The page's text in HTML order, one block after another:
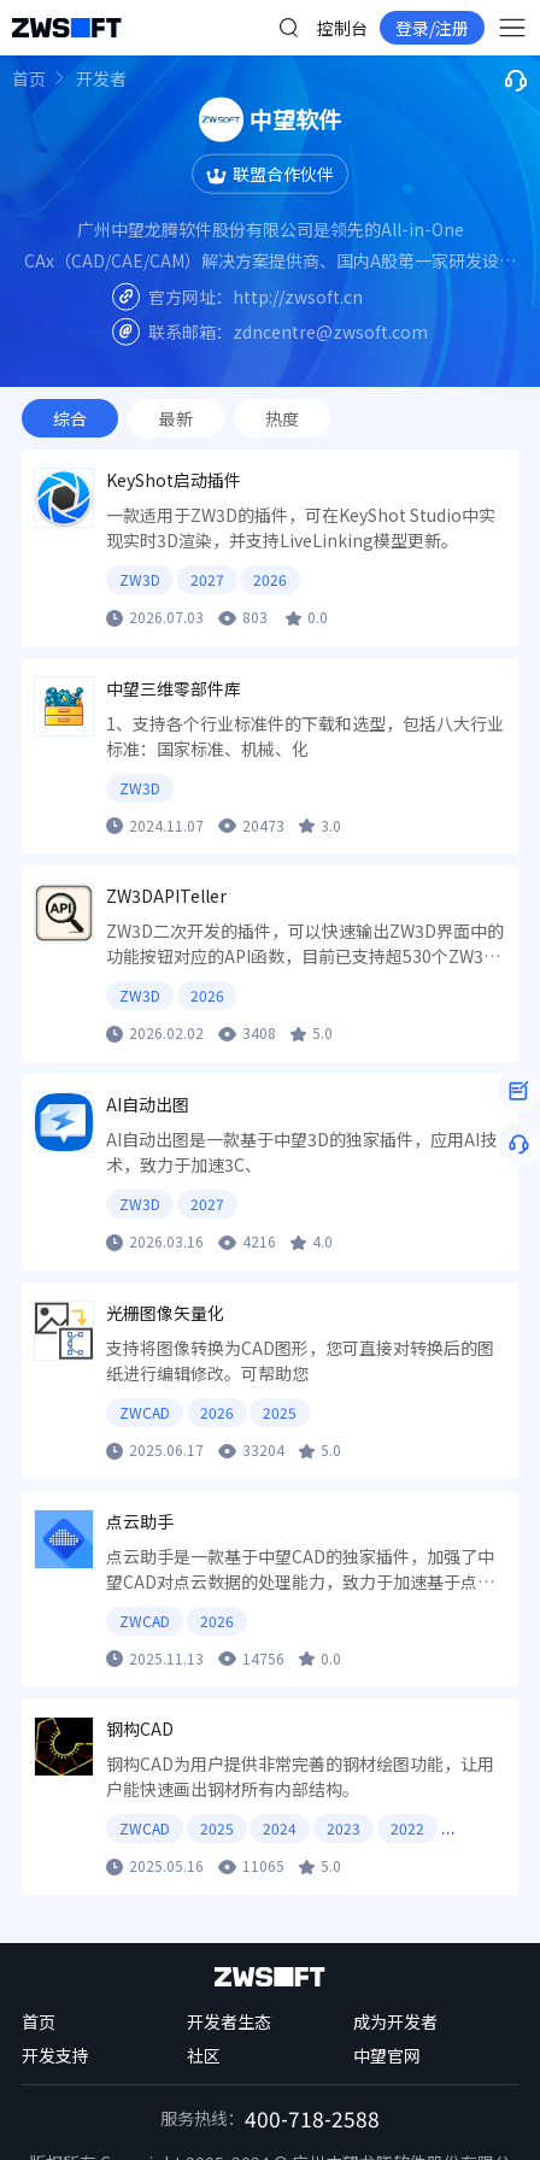
控制台 登录/注册
首页 开发者
中望软件
联盟合作伙伴
广州中望龙腾软件股份有限公司是领先的All-in-One
CAx（CAD/CAE/CAM）解决方案提供商、国内A股第一家研发设计
类工业软件上市企业（股票代码：688083），专注于工业设计软件
超过20年，建立了以“自主二维CAD、三维CAD/CAM、流体/结构/
电磁等多学科仿真”为主的核心技术与产品矩阵。
官方网址： http://zwsoft.cn
联系邮箱： zdncentre@zwsoft.com
综合 最新 热度
KeyShot启动插件
一款适用于ZW3D的插件，可在KeyShot Studio中实
现实时3D渲染，并支持LiveLinking模型更新。
ZW3D 2027
2026
2026.07.03
803 0.0
中望三维零部件库
1、支持各个行业标准件的下载和选型，包括八大行业
标准：国家标准、机械、化
ZW3D
2024.11.07
20473 3.0
ZW3DAPITeller
ZW3D二次开发的插件，可以快速输出ZW3D界面中的
功能按钮对应的API函数，目前已支持超530个ZW3D
ZW3D
2026
2026.02.02
3408 5.0
AI自动出图
AI自动出图是一款基于中望3D的独家插件，应用AI技
术，致力于加速3C、
ZW3D
2027
2026.03.16
4216 4.0
光栅图像矢量化
支持将图像转换为CAD图形，您可直接对转换后的图
纸进行编辑修改。可帮助您
ZWCAD 2026
2025
2025.06.17
33204 5.0
点云助手
点云助手是一款基于中望CAD的独家插件，加强了中
望CAD对点云数据的处理能力，致力于加速基于点云
ZWCAD
2026
2025.11.13
14756 0.0
钢构CAD
钢构CAD为用户提供非常完善的钢材绘图功能，让用
户能快速画出钢材所有内部结构。
ZWCAD 2025 2024 2023
2022
2025.05.16
11065 5.0
首页 开发者生态
成为开发者
开发支持
社区 中望官网
服务热线： 400-718-2588